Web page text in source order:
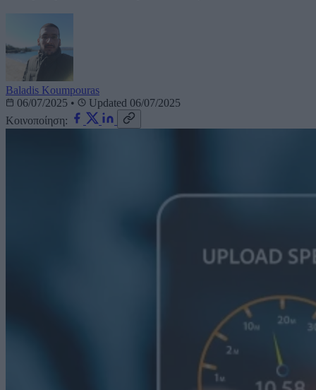
Baladis Koumpouras
06/07/2025 •
Updated 06/07/2025
Κοινοποίηση: